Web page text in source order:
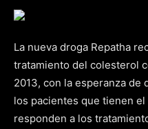
La nueva droga Repatha
tratamiento del colesterol
2013, con la esperanza de
los pacientes que tienen
responden a los